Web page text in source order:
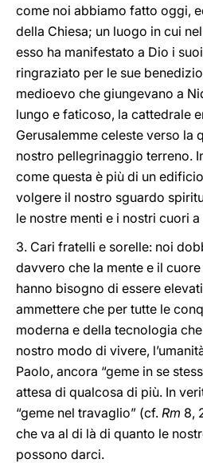
come noi abbiamo fatto oggi,
della Chiesa; un luogo in cui
esso ha manifestato a Dio i
ringraziato per le sue
medioevo che giungevano a
lungo e faticoso, la cattedrale
Gerusalemme celeste verso la
nostro pellegrinaggio terreno.
come questa è più di un
volgere il nostro sguardo
le nostre menti e i nostri cuori a
3. Cari fratelli e sorelle: noi
davvero che la mente e il
hanno bisogno di essere
ammettere che per tutte le
moderna e della tecnologia
nostro modo di vivere,
Paolo, ancora “geme in se
attesa di qualcosa di più. In
“geme nel travaglio” (cf. Rm 8,
che va al di là di quanto le
possono darci.